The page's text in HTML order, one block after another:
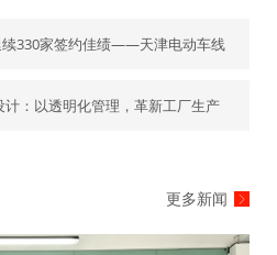
330家签约佳绩——天津电动车线
计：以透明化管理，革新工厂生产
更多新闻